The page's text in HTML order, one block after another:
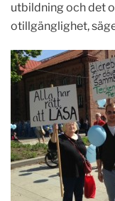
utbildning och det
otillgänglighet,